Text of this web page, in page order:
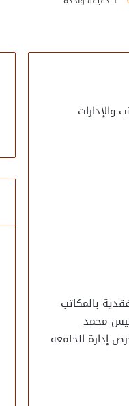
بالمكاتب
محمد
إدارة الجامعة